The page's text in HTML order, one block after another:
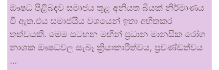
ඖෂධ පිළිබඳව සමාජය තුළ අනියත බියක් නිර්මාණය
වී ඇත.එය සමාජයීය වශයෙන් ඉතා අහිතකර
තත්වයකි. මෙම සටහන මඟින් ප්‍රධාන මානසික රෝග
නාශක ඖෂධවල සැබෑ ක්‍රියාකාරීත්වය, ප්‍රචණ්ඩත්වය
…